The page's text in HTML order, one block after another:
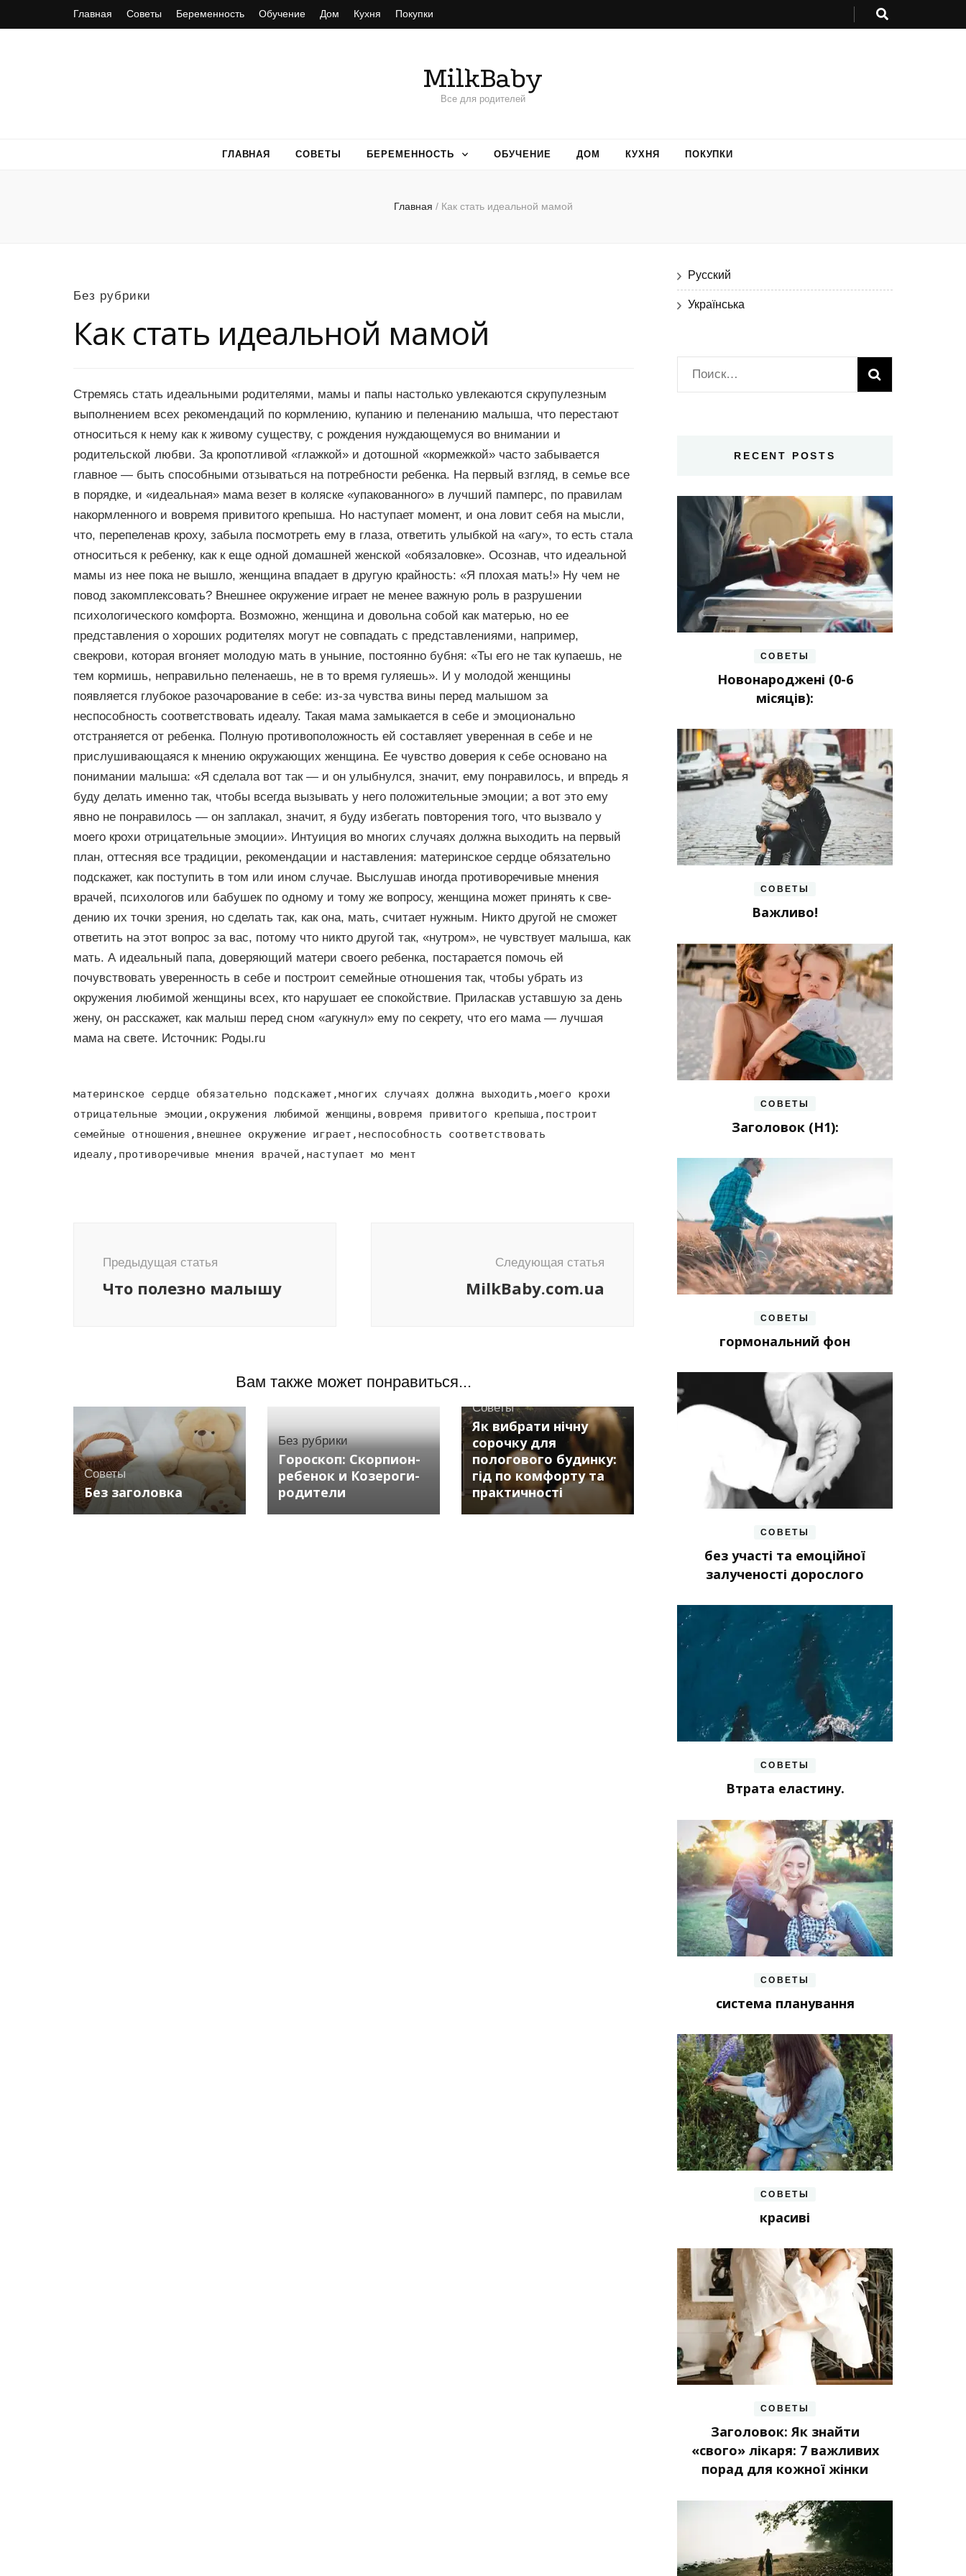
Главная Советы Беременность Обучение Дом Кухня Покупки
MilkBaby
Все для родителей
ГЛАВНАЯ СОВЕТЫ БЕРЕМЕННОСТЬ ОБУЧЕНИЕ ДОМ КУХНЯ ПОКУПКИ
Главная / Как стать идеальной мамой
Без рубрики
Как стать идеальной мамой
Стремясь стать идеальными родителями, мамы и папы настолько увлекаются скрупулезным
выполнением всех рекомендаций по кормлению, купанию и пеленанию малыша, что перестают
относиться к нему как к живому существу, с рождения нуждающему­ся во внимании и
родительской любви. За кропотливой «глажкой» и дотошной «кормежкой» часто забывается
главное — быть способными отзываться на потребности ребенка. На первый взгляд, в семье все
в порядке, и «идеальная» мама везет в коляске «упакованного» в лучший памперс, по правилам
накормленного и вовремя привитого крепыша. Но наступает мо­мент, и она ловит себя на мысли,
что, перепеленав кроху, забыла посмотреть ему в глаза, ответить улыбкой на «агу», то есть стала
относиться к ребенку, как к еще одной домашней женской «обязаловке». Осознав, что идеальной
мамы из нее пока не вышло, женщина впадает в другую крайность: «Я плохая мать!» Ну чем не
повод закомплексовать? Внешнее окружение играет не менее важную роль в разрушении
психологического комфорта. Возможно, женщина и довольна собой как матерью, но ее
представления о хороших родителях могут не совпадать с представлениями, например,
свекрови, которая вгоняет молодую мать в уныние, постоянно бубня: «Ты его не так купаешь, не
тем кормишь, неправильно пеленаешь, не в то время гуляешь». И у молодой женщины
появляется глубокое разочарование в себе: из-за чувства вины перед малышом за
неспособность соответствовать идеалу. Такая мама замыкается в себе и эмоционально
отстраняется от ребенка. Полную противоположность ей составляет уверенная в себе и не
прислушивающаяся к мнению окружающих женщина. Ее чувство доверия к себе основано на
понимании малыша: «Я сделала вот так — и он улыбнулся, значит, ему понравилось, и впредь я
буду делать именно так, чтобы всегда вызывать у него положительные эмоции; а вот это ему
явно не понравилось — он заплакал, значит, я буду избегать повторения того, что вызвало у
моего крохи отрицательные эмоции». Интуиция во многих случаях должна выходить на первый
план, оттесняя все традиции, рекомендации и наставления: материнское сердце обязательно
подскажет, как поступить в том или ином случае. Выслушав иногда противоречивые мнения
врачей, психологов или бабушек по одному и тому же вопросу, женщина может принять к све­
дению их точки зрения, но сделать так, как она, мать, считает нужным. Никто другой не сможет
ответить на этот вопрос за вас, потому что никто другой так, «нутром», не чувствует малыша, как
мать. А идеальный папа, доверяющий матери своего ребенка, постарается помочь ей
почувствовать уверенность в себе и построит семейные отношения так, чтобы убрать из
окружения любимой женщины всех, кто нарушает ее спокойствие. Приласкав уставшую за день
жену, он расскажет, как малыш перед сном «агукнул» ему по секрету, что его мама — лучшая
мама на свете. Источник: Роды.ru
материнское сердце обязательно подскажет,многих случаях должна выходить,моего крохи
отрицательные эмоции,окружения любимой женщины,вовремя привитого крепыша,построит
семейные отношения,внешнее окружение играет,неспособность соответствовать
идеалу,противоречивые мнения врачей,наступает мо мент
записям
Предыдущая статья
Что полезно малышу
Следующая статья
MilkBaby.com.ua
Вам также может понравиться...
Советы
Без заголовка
Без рубрики
Гороскоп: Скорпион-
ребенок и Козероги-
родители
Советы
Як вибрати нічну
сорочку для
пологового будинку:
гід по комфорту та
практичності
Русский
Українська
Найти:
RECENT POSTS
СОВЕТЫ
Новонароджені (0-6
місяців):
СОВЕТЫ
Важливо!
СОВЕТЫ
Заголовок (H1):
СОВЕТЫ
гормональний фон
СОВЕТЫ
без участі та емоційної
залученості дорослого
СОВЕТЫ
Втрата еластину.
СОВЕТЫ
система планування
СОВЕТЫ
красиві
СОВЕТЫ
Заголовок: Як знайти
«свого» лікаря: 7 важливих
порад для кожної жінки